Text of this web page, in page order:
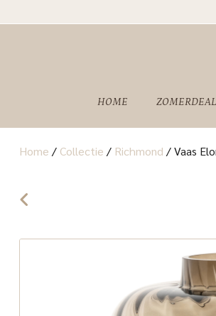
HOME
SHOWROOM
Home / Collectie / Richmond /Vaas